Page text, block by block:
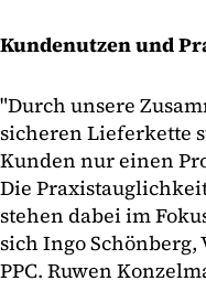
Kundenutzen und
"Durch unsere
sicheren Lieferkette
Kunden nur einen
Die
stehen dabei im
sich Ingo
PPC. Ruwen